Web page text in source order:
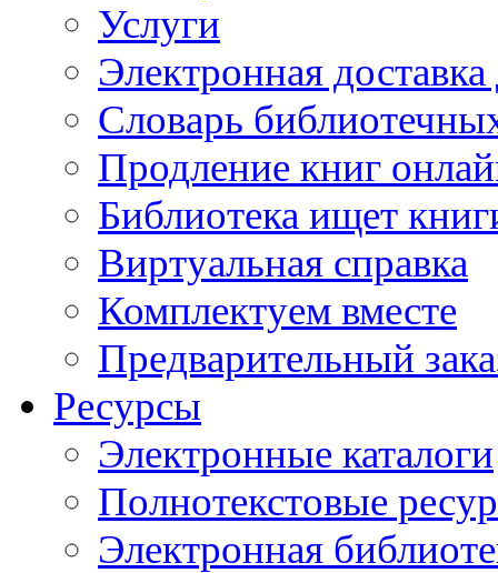
Услуги
Электронная
Словарь
Продление книг
Библиотека ищет
Виртуальная справка
Комплектуем вместе
Предварительный
Ресурсы
Электронные каталоги
Полнотекстовые
Электронная